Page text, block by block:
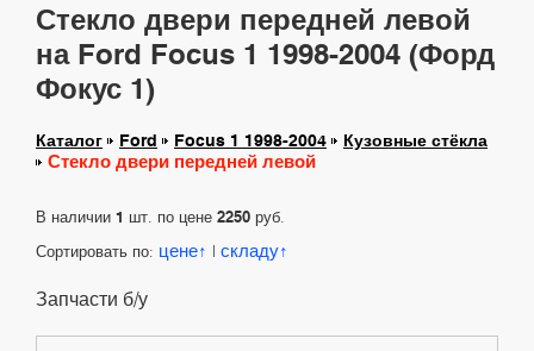
Стекло двери передней левой
на Ford Focus 1 1998-2004 (Форд
Фокус 1)
Каталог Ford Focus 1 1998-2004 Кузовные стёкла
Стекло двери передней левой
В наличии 1 шт. по цене 2250 руб.
Сортировать по: цене | складу
Запчасти б/у